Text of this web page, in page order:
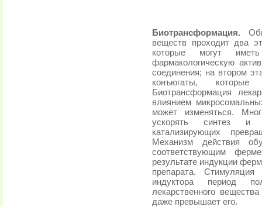
Биотрансформация.
веществ проходит два
которые могут
фармакологическую
соединения; на втором
конъюгаты,
Биотрансформация
влиянием
может изменяться.
ускорять синтез и
катализирующих
Механизм действия
соответствующим
результате индукции
препарата.
индуктора период
лекарственного
даже превышает его.